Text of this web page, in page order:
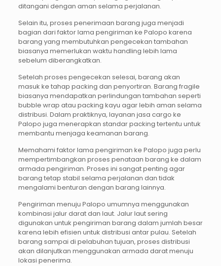
ditangani dengan aman selama perjalanan.
Selain itu, proses penerimaan barang juga menjadi
bagian dari faktor lama pengiriman ke Palopo karena
barang yang membutuhkan pengecekan tambahan
biasanya memerlukan waktu handling lebih lama
sebelum diberangkatkan.
Setelah proses pengecekan selesai, barang akan
masuk ke tahap packing dan penyortiran. Barang fragile
biasanya mendapatkan perlindungan tambahan seperti
bubble wrap atau packing kayu agar lebih aman selama
distribusi. Dalam praktiknya, layanan jasa cargo ke
Palopo juga menerapkan standar packing tertentu untuk
membantu menjaga keamanan barang.
Memahami faktor lama pengiriman ke Palopo juga perlu
mempertimbangkan proses penataan barang ke dalam
armada pengiriman. Proses ini sangat penting agar
barang tetap stabil selama perjalanan dan tidak
mengalami benturan dengan barang lainnya.
Pengiriman menuju Palopo umumnya menggunakan
kombinasi jalur darat dan laut. Jalur laut sering
digunakan untuk pengiriman barang dalam jumlah besar
karena lebih efisien untuk distribusi antar pulau. Setelah
barang sampai di pelabuhan tujuan, proses distribusi
akan dilanjutkan menggunakan armada darat menuju
lokasi penerima.